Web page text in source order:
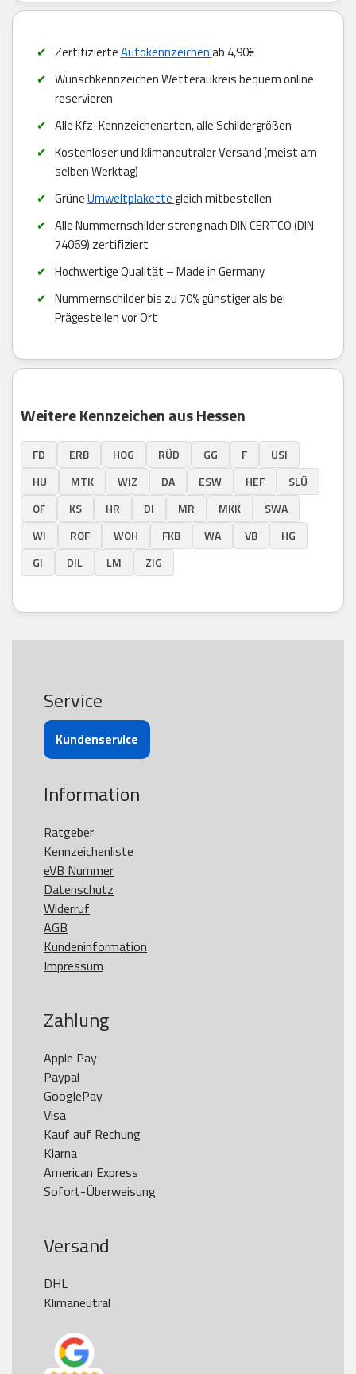
ZertifizierteAutokennzeichenab 4,90€
Wunschkennzeichen Wetteraukreis bequem online
reservieren
Alle Kfz-Kennzeichenarten, alle Schildergrößen
Kostenloser und klimaneutraler Versand (meist am
selben Werktag)
GrüneUmweltplakettegleich mitbestellen
Alle Nummernschilder streng nach DIN CERTCO (DIN
74069) zertifiziert
Hochwertige Qualität – Made in Germany
Nummernschilder bis zu 70% günstiger als bei
Prägestellen vor Ort
Weitere Kennzeichen aus Hessen
FD ERB HOG RÜD GG F
USI
HU
MTK WIZ DA ESW HEF
SLÜ
OF
KS HR DI MR MKK
SWA
WI
ROF WOH FKB WA VB
HG
GI
DIL LM ZIG
Service
Kundenservice
Information
Ratgeber
Kennzeichenliste
eVB Nummer
Datenschutz
Widerruf
AGB
Kundeninformation
Impressum
Zahlung
Apple Pay
Paypal
GooglePay
Visa
Kauf auf Rechung
Klarna
American Express
Versand
DHL
Klimaneutral